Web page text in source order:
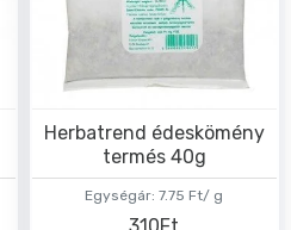
Egységár: 7.75 Ft/ g
Herbatrend édeskömény
termés 40g